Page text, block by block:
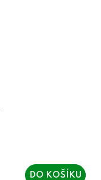
DO KOŠÍKU